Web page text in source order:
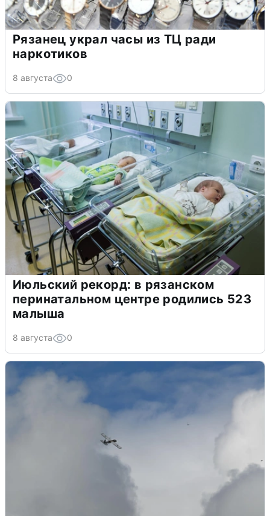
Рязанец украл часы из ТЦ ради
наркотиков
8 августа 0
Июльский рекорд: в рязанском
перинатальном центре родились 523
малыша
8 августа 0